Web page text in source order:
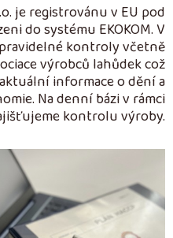
je registrovánu v EU pod
do systému EKOKOM. V
kontroly včetně
výrobců lahůdek což
informace o dění a
Na denní bázi v rámci
kontrolu výroby.